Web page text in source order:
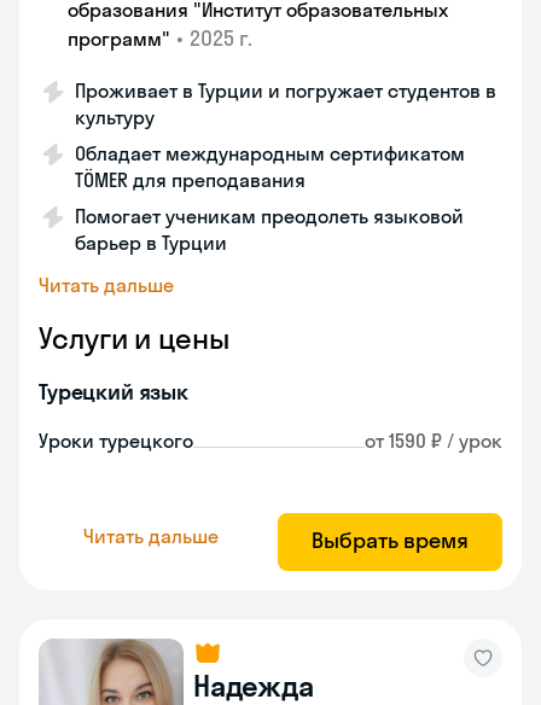
образования "Институт образовательных
программ" • 2025 г.
Проживает в Турции и погружает студентов в
культуру
Обладает международным сертификатом
TÖMER для преподавания
Помогает ученикам преодолеть языковой
барьер в Турции
Читать дальше
Услуги и цены
Турецкий язык
Уроки турецкого от 1590 ₽ / урок
Читать дальше Выбрать время
Надежда